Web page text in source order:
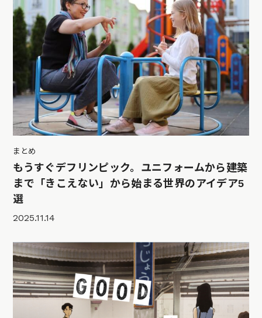
まとめ
もうすぐデフリンピック。ユニフォームから建築
まで「きこえない」から始まる世界のアイデア5
選
2025.11.14